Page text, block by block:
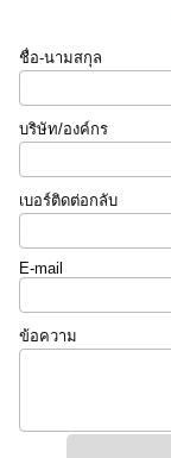
ชื่อ-นามสกุล
บริษัท/องค์กร
เบอร์ติดต่อกลับ
E-mail
ข้อความ